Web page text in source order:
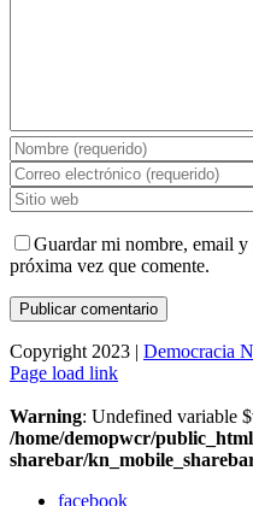
Guardar mi nombre, email y
próxima vez que comente.
Copyright 2023 | Democracia
Facebook
Twitter
Instagram
Page load link
Warning: Undefined variable
/home/demopwcr/
sharebar/
facebook